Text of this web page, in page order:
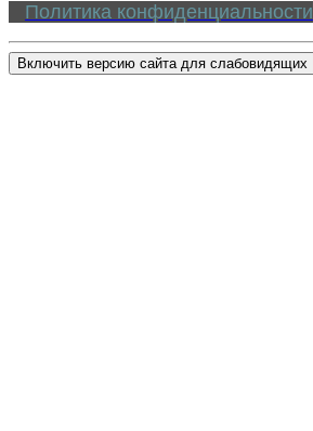
Политика конфиденциальности
Включить версию сайта для слабовидящих